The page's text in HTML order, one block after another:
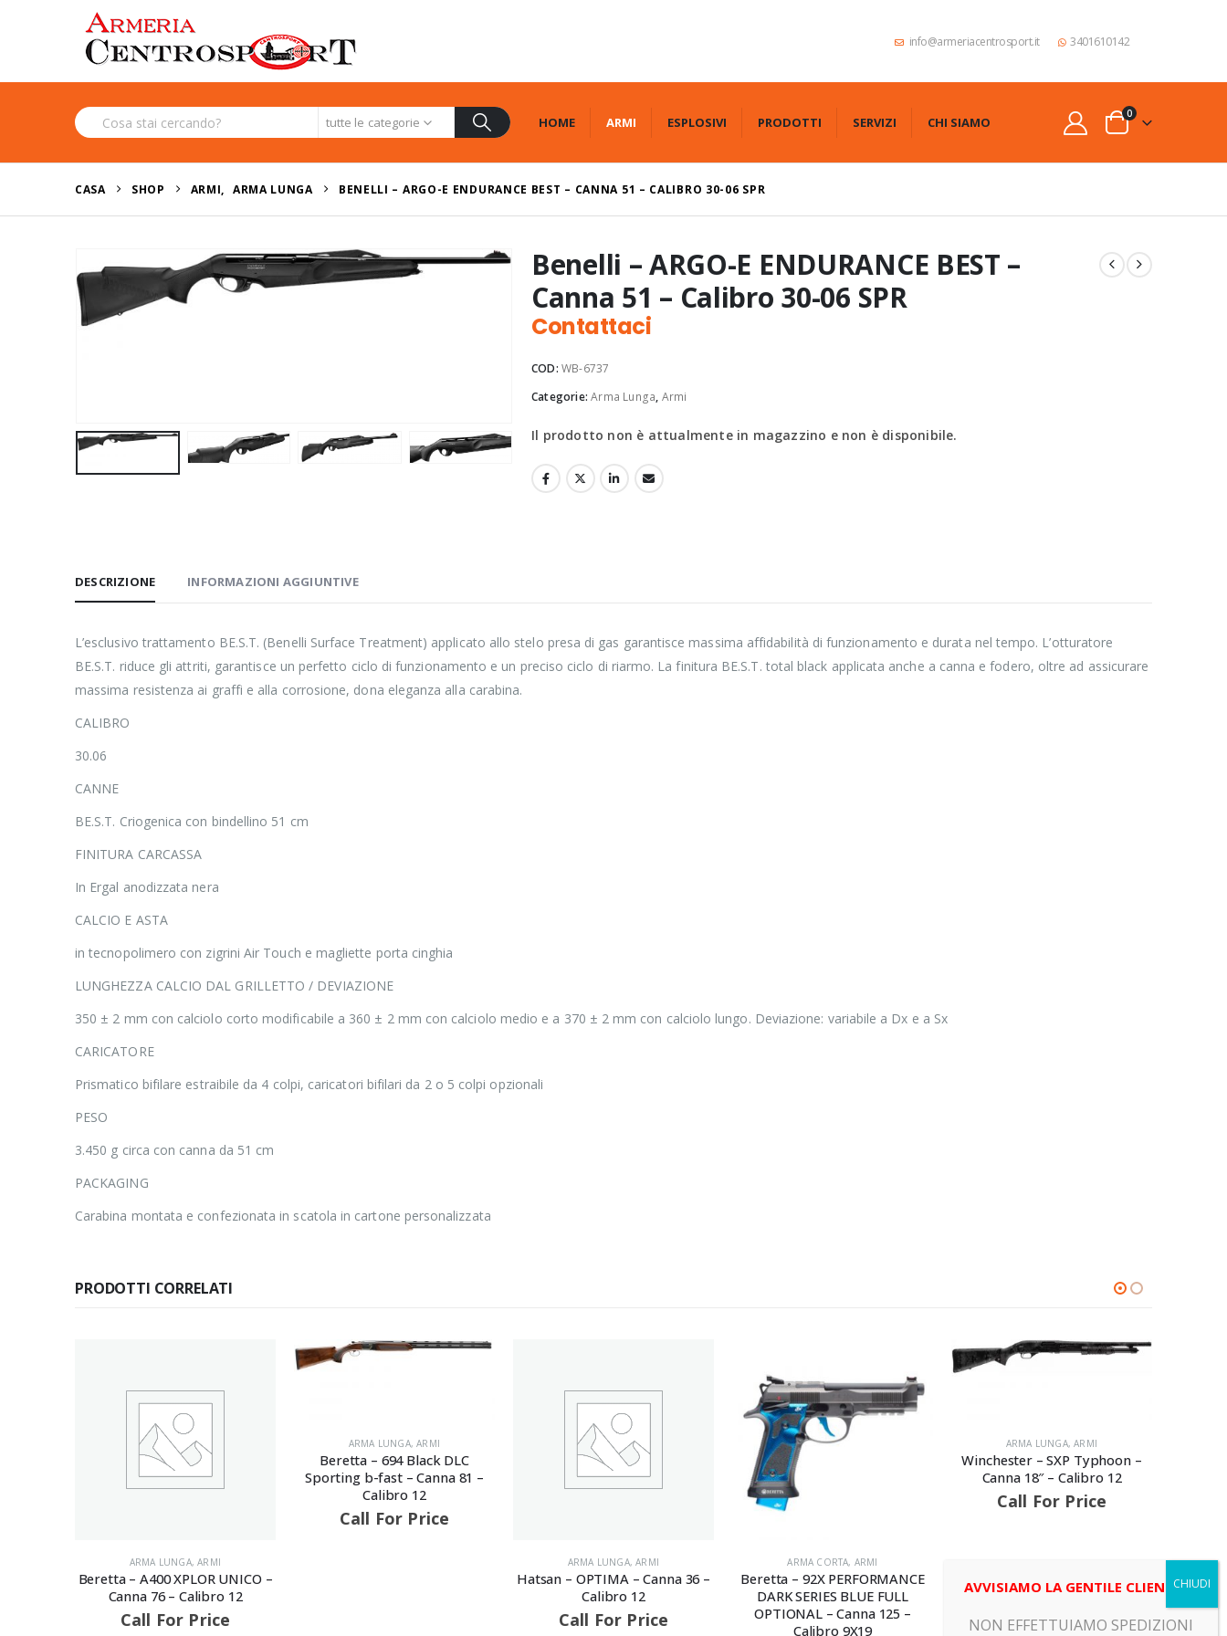
info@armeriacentrosport.it 3401610142
tutte le categorie HOME ARMI ESPLOSIVI PRODOTTI SERVIZI CHI SIAMO
0
CASA SHOP ARMI, ARMA LUNGA BENELLI – ARGO-E ENDURANCE BEST – CANNA 51 – CALIBRO 30-06 SPR
Benelli – ARGO-E ENDURANCE BEST –
Canna 51 – Calibro 30-06 SPR
Contattaci
COD: WB-6737
Categorie:Arma Lunga, Armi
Il prodotto non è attualmente in magazzino e non è disponibile.
DESCRIZIONE INFORMAZIONI AGGIUNTIVE
L’esclusivo trattamento BE.S.T. (Benelli Surface Treatment) applicato allo stelo presa di gas garantisce massima affidabilità di funzionamento e durata nel tempo. L’otturatore
BE.S.T. riduce gli attriti, garantisce un perfetto ciclo di funzionamento e un preciso ciclo di riarmo. La finitura BE.S.T. total black applicata anche a canna e fodero, oltre ad assicurare
massima resistenza ai graffi e alla corrosione, dona eleganza alla carabina.
CALIBRO
30.06
CANNE
BE.S.T. Criogenica con bindellino 51 cm
FINITURA CARCASSA
In Ergal anodizzata nera
CALCIO E ASTA
in tecnopolimero con zigrini Air Touch e magliette porta cinghia
LUNGHEZZA CALCIO DAL GRILLETTO / DEVIAZIONE
350 ± 2 mm con calciolo corto modificabile a 360 ± 2 mm con calciolo medio e a 370 ± 2 mm con calciolo lungo. Deviazione: variabile a Dx e a Sx
CARICATORE
Prismatico bifilare estraibile da 4 colpi, caricatori bifilari da 2 o 5 colpi opzionali
PESO
3.450 g circa con canna da 51 cm
PACKAGING
Carabina montata e confezionata in scatola in cartone personalizzata
PRODOTTI CORRELATI
ARMA LUNGA ,ARMI
Beretta – A400 XPLOR UNICO –
Canna 76 – Calibro 12
Call For Price
ARMA LUNGA ,ARMI
Beretta – 694 Black DLC
Sporting b-fast – Canna 81 –
Calibro 12
Call For Price
ARMA LUNGA ,ARMI
Hatsan – OPTIMA – Canna 36 –
Calibro 12
Call For Price
ARMA CORTA ,ARMI
Beretta – 92X PERFORMANCE
DARK SERIES BLUE FULL
OPTIONAL – Canna 125 –
Calibro 9X19
ARMA LUNGA ,ARMI
Winchester – SXP Typhoon –
Canna 18″ – Calibro 12
Call For Price
ARMA
Beretta –
DARK
125 –
AVVISIAMO LA GENTILE CLIENTELA
NON EFFETTUIAMO SPEDIZIONI